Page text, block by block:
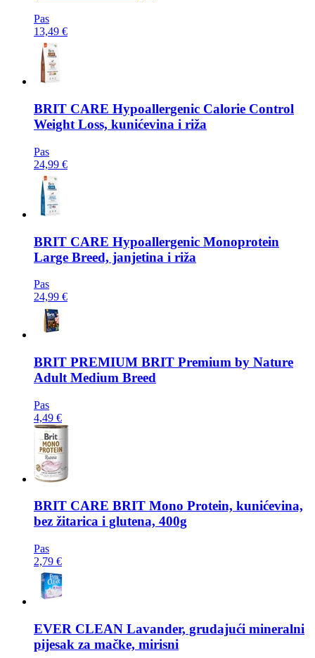
Pas
13,49 €
BRIT CARE Hypoallergenic Calorie Control
Weight Loss, kunićevina i riža
Pas
24,99 €
BRIT CARE Hypoallergenic Monoprotein
Large Breed, janjetina i riža
Pas
24,99 €
BRIT PREMIUM BRIT Premium by Nature
Adult Medium Breed
Pas
4,49 €
BRIT CARE BRIT Mono Protein, kunićevina,
bez žitarica i glutena, 400g
Pas
2,79 €
EVER CLEAN Lavander, grudajući mineralni
pijesak za mačke, mirisni